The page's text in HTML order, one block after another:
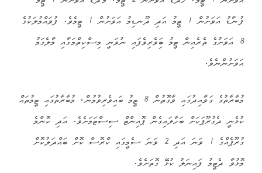
ފުނާޑު އަވަށުން 1 ޓީމު އަދި ދޫނޑިމު އަވަށުން 1 ޓީމެވެ. ފުވައްމުލަކުގެ
8 އަވަށުގެ ތެރެއިން ޓީމު ބަިވެރިވެފައި ނުވަނީ މިސްކިތްމަގާއި މާލެގަމު
އަވަށުންނެވެ.
މުބާރާތުގެ ގަވާއިދުގައި ވާގޮތުން 8 ޓީމު ބައިވެރިވުމުން، މުބާރާތުގައި ޓީމުތައް
ކުޅެނީ ދެގުރޫޕަކަށް ބަހާލައިގެން ޕޮއިންޓް ސިސްޓަމަށެވެ. އަދި ކޮންމެ
ގުރޫޕެއްގެ 1 ވަނަ އަދި 2 ވަނަ ސެމީގައި ކްރޮސް ކޮށް ބައްދަލުކޮށް
މޮޅުވާ ދެޓީމު ފައިނަލު ކުޅޭ ގޮތަށެވެ.